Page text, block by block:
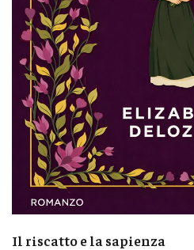
Il riscatto e la sapienza